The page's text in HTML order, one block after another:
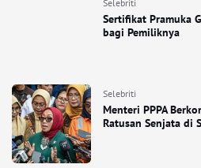
Selebriti
Sertifikat Pramuka
bagi Pemiliknya
Selebriti
Menteri PPPA
Ratusan Senjata di